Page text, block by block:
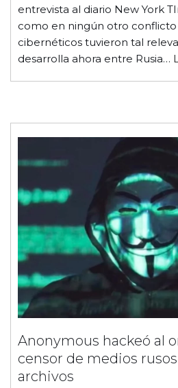
entrevista al diario New York
como en ningún otro
cibernéticos tuvieron tal
desarrolla ahora entre Rusia…
Anonymous hackeó al
censor de medios
archivos